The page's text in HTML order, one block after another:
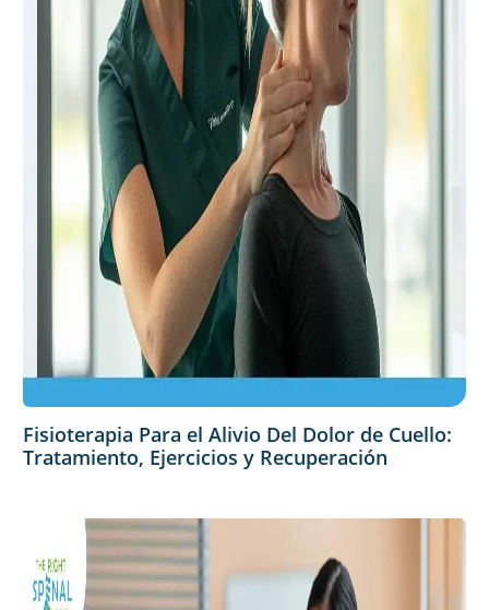
Fisioterapia Para el Alivio Del Dolor de Cuello:
Tratamiento, Ejercicios y Recuperación